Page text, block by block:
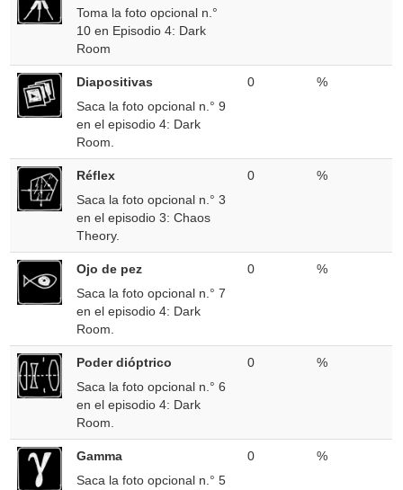
Toma la foto opcional n.°
10 en Episodio 4: Dark
Room
Diapositivas
Saca la foto opcional n.° 9
en el episodio 4: Dark
Room.
0 %
Réflex
Saca la foto opcional n.° 3
en el episodio 3: Chaos
Theory.
0 %
Ojo de pez
Saca la foto opcional n.° 7
en el episodio 4: Dark
Room.
0 %
Poder dióptrico
Saca la foto opcional n.° 6
en el episodio 4: Dark
Room.
0 %
Gamma
Saca la foto opcional n.° 5
0 %